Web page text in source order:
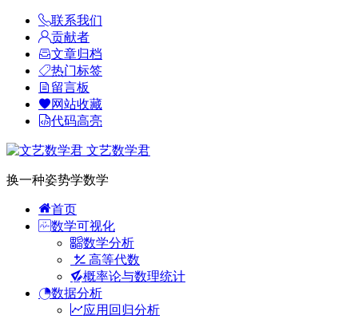
联系我们
贡献者
文章归档
热门标签
留言板
网站收藏
代码高亮
文艺数学君
换一种姿势学数学
首页
数学可视化
数学分析
高等代数
概率论与数理统计
数据分析
应用回归分析